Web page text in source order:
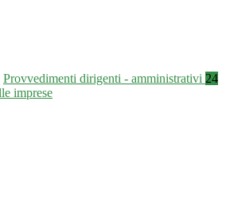
Provvedimenti dirigenti - amministrativi 24
imprese